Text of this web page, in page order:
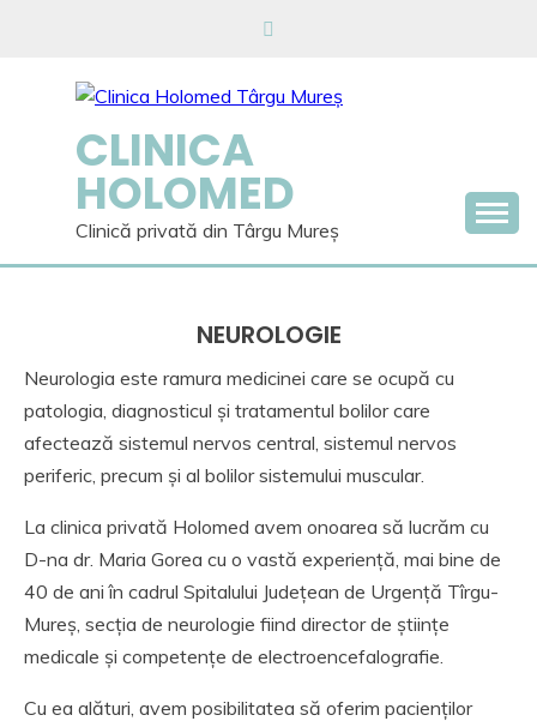
CLINICA
HOLOMED
Clinică privată din Târgu Mureș
NEUROLOGIE
Neurologia este ramura medicinei care se ocupă cu
patologia, diagnosticul și tratamentul bolilor care
afectează sistemul nervos central, sistemul nervos
periferic, precum și al bolilor sistemului muscular.
La clinica privată Holomed avem onoarea să lucrăm cu
D-na dr. Maria Gorea cu o vastă experiență, mai bine de
40 de ani în cadrul Spitalului Județean de Urgență Tîrgu-
Mureș, secția de neurologie fiind director de științe
medicale și competențe de electroencefalografie.
Cu ea alături, avem posibilitatea să oferim pacienților